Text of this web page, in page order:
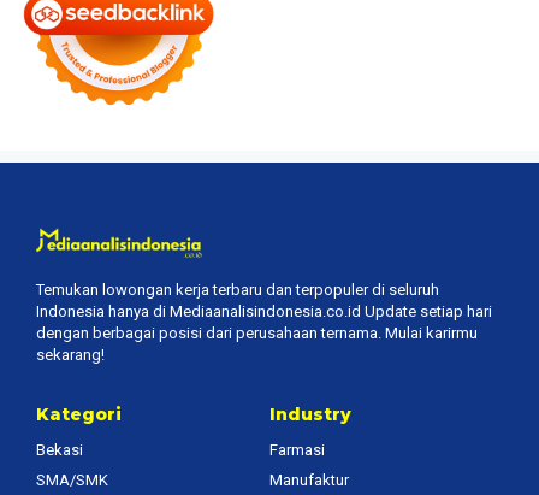
Temukan lowongan kerja terbaru dan terpopuler di seluruh
Indonesia hanya di Mediaanalisindonesia.co.id Update setiap hari
dengan berbagai posisi dari perusahaan ternama. Mulai karirmu
sekarang!
Kategori
Bekasi
SMA/SMK
Industry
Farmasi
Manufaktur